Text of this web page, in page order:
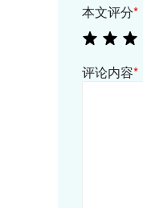
本文评分*
评论内容*